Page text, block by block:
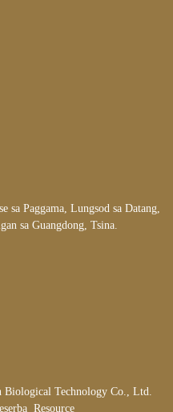
Paggama, Lungsod sa Datang,
sa Guangdong, Tsina.
Technology Co., Ltd.
Resource